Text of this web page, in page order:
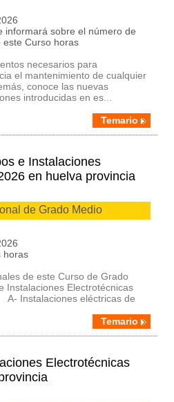
informará sobre el número de
este Curso horas
necesarios para
el mantenimiento de cualquier
conoce las nuevas
introducidas en es...
Temario
e Instalaciones
en huelva provincia
de Grado Medio
horas
de este Curso de Grado
Instalaciones Electrotécnicas
Instalaciones eléctricas de
Temario
Electrotécnicas